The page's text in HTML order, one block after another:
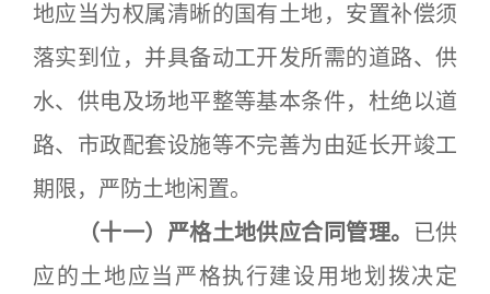
地应当为权属清晰的国有土地，安置补偿须
落实到位，并具备动工开发所需的道路、供
水、供电及场地平整等基本条件，杜绝以道
路、市政配套设施等不完善为由延长开竣工
期限，严防土地闲置。
（十一）严格土地供应合同管理。
已供
应的土地应当严格执行建设用地划拨决定